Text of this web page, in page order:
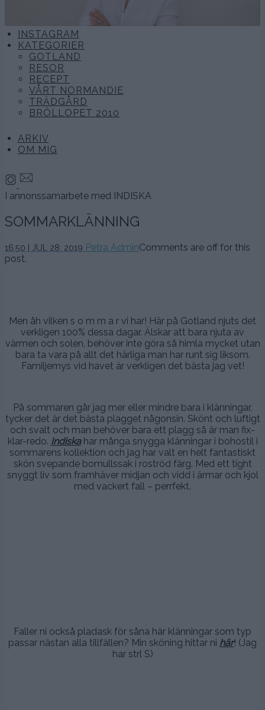
INSTAGRAM
KATEGORIER
GOTLAND
RESOR
RECEPT
VÅRT NORMANDIE
TRÄDGÅRD
BRÖLLOPET 2010
ARKIV
OM MIG
I annonssamarbete med INDISKA
SOMMARKLÄNNING
16:50 | JUL 28. 2019 28
Petra AdminComments are off for this
post.
Men åh vilken s o m m a r vi har! Här på Gotland njuts det
verkligen 100% dessa dagar. Älskar att bara njuta av
värmen och solen, behöver inte göra så himla mycket utan
bara ta vara på allt det härliga man har runt sig liksom.
Familjemys vid havet är verkligen det bästa jag vet!
På sommaren går jag mer eller mindre bara i klänningar,
tycker det är det bästa plagget någonsin. Skönt och luftigt
och svalt och man behöver bara ett plagg så är man fix-
klar-redo. Indiskahar många snygga klänningar i bohostil i
sommarens kollektion och jag har valt en helt fantastiskt
skön svepande bomullssak i roströd färg. Med ett tight
snyggt liv som framhäver midjan och vidd i ärmar och kjol
med vackert fall – perrfekt.
Faller ni också pladask för såna här klänningar som typ
passar nästan alla tillfällen? Min sköning hittar ni här! (Jag
har strl S)